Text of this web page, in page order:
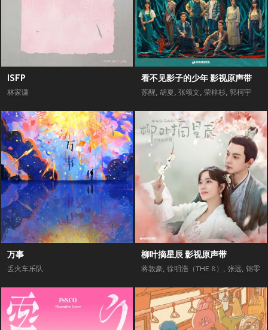
ISFP
林家谦
看不见影子的少年 影视原声带
苏醒, 胡夏, 张颂文, 荣梓杉, 郭柯宇
万事
丢火车乐队
柳叶摘星辰 影视原声带
蒋敦豪, 徐明浩（THE 8） , 张远, 锦零